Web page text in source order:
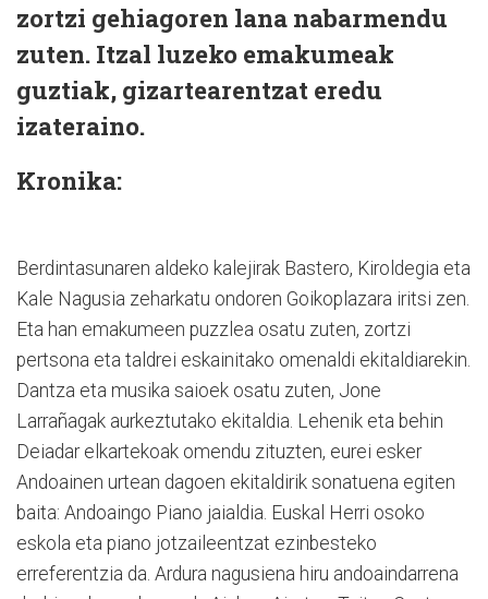
zortzi gehiagoren lana nabarmendu
zuten. Itzal luzeko emakumeak
guztiak, gizartearentzat eredu
izateraino.
Kronika:
Berdintasunaren aldeko kalejirak Bastero, Kiroldegia eta
Kale Nagusia zeharkatu ondoren Goikoplazara iritsi zen.
Eta han emakumeen puzzlea osatu zuten, zortzi
pertsona eta taldrei eskainitako omenaldi ekitaldiarekin.
Dantza eta musika saioek osatu zuten, Jone
Larrañagak aurkeztutako ekitaldia. Lehenik eta behin
Deiadar elkartekoak omendu zituzten, eurei esker
Andoainen urtean dagoen ekitaldirik sonatuena egiten
baita: Andoaingo Piano jaialdia. Euskal Herri osoko
eskola eta piano jotzaileentzat ezinbesteko
erreferentzia da. Ardura nagusiena hiru andoaindarrena